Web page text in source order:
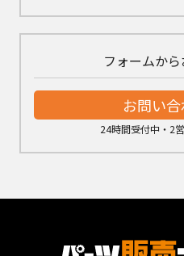
フォームか
お問い
24時間受付中・2